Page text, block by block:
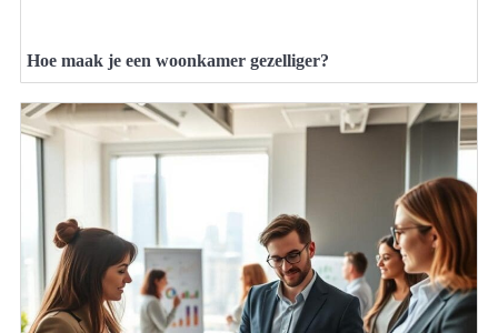
Hoe maak je een woonkamer gezelliger?